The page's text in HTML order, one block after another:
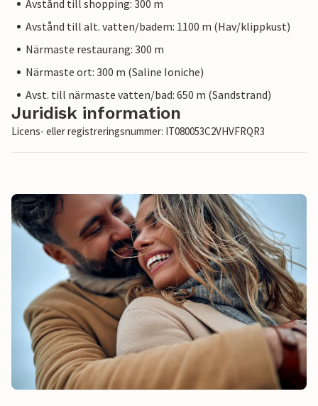
Avstånd till shopping: 300 m
Avstånd till alt. vatten/badem: 1100 m (Hav/klippkust)
Närmaste restaurang: 300 m
Närmaste ort: 300 m (Saline Ioniche)
Avst. till närmaste vatten/bad: 650 m (Sandstrand)
Juridisk information
Licens- eller registreringsnummer: IT080053C2VHVFRQR3